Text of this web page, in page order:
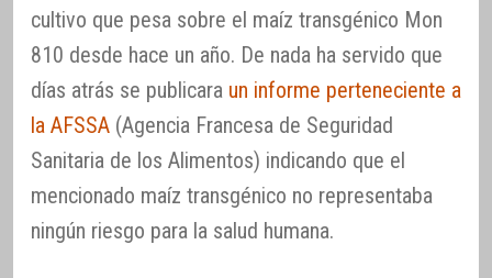
cultivo que pesa sobre el maíz transgénico Mon
810 desde hace un año. De nada ha servido que
días atrás se publicara un informe perteneciente a
la AFSSA (Agencia Francesa de Seguridad
Sanitaria de los Alimentos) indicando que el
mencionado maíz transgénico no representaba
ningún riesgo para la salud humana.